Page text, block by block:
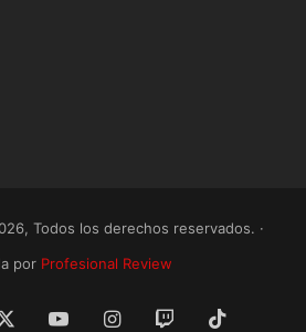
Todos los derechos reservados. ·
por Profesional Review
YouTubeInstagram
Twitch